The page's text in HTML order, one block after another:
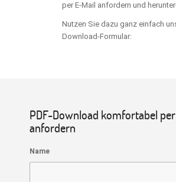
per E-Mail anfordern und
Nutzen Sie dazu ganz einfach
Download-Formular:
PDF-Download komfortabel
anfordern
Name